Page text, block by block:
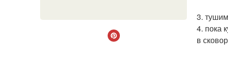
3.
4. пока
в